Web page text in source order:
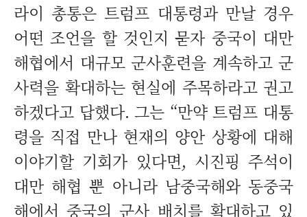
라이 총통은 트럼프 대통령과 만날 경우
어떤 조언을 할 것인지 묻자 중국이 대만
해협에서 대규모 군사훈련을 계속하고 군
사력을 확대하는 현실에 주목하라고 권고
하겠다고 답했다. 그는 “만약 트럼프 대통
령을 직접 만나 현재의 양안 상황에 대해
이야기할 기회가 있다면, 시진핑 주석이
대만 해협 뿐 아니라 남중국해와 동중국
해에서 중국의 군사 배치를 확대하고 있